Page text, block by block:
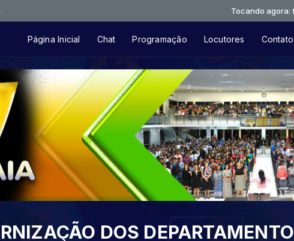
Tocando agora:
Página Inicial Chat Programação Locutores Contato
DOS